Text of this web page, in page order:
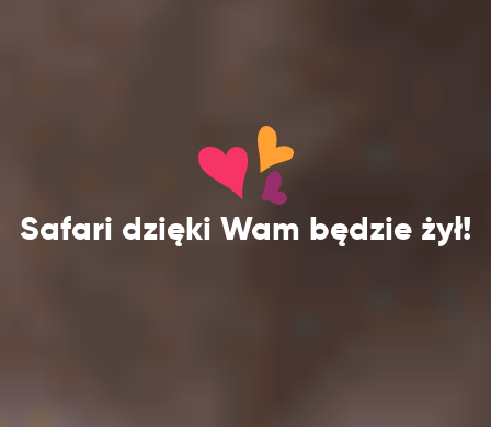
Safari dzięki Wam będzie żył!